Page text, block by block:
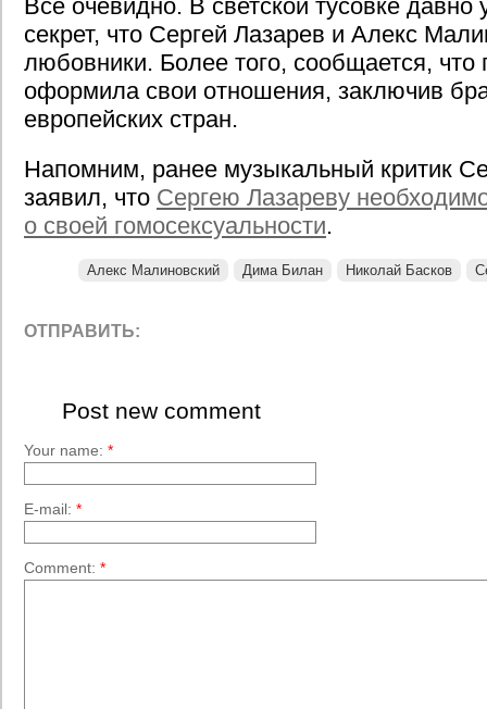
Все очевидно. В светской тусовке давно
секрет, что Сергей Лазарев и Алекс
любовники. Более того, сообщается,
оформила свои отношения, заключив
европейских стран.
Напомним, ранее музыкальный критик
заявил, что Сергею Лазареву
о своей гомосексуальности.
Алекс Малиновский Дима Билан Николай Басков
ОТПРАВИТЬ:
Post new comment
Your name: *
E-mail: *
Comment: *